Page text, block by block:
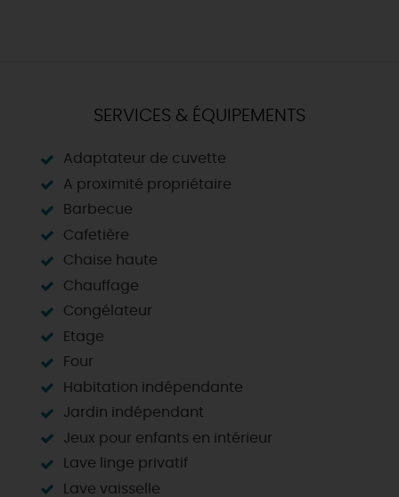
SERVICES & ÉQUIPEMENTS
Adaptateur de cuvette
A proximité propriétaire
Barbecue
Cafetière
Chaise haute
Chauffage
Congélateur
Etage
Four
Habitation indépendante
Jardin indépendant
Jeux pour enfants en intérieur
Lave linge privatif
Lave vaisselle